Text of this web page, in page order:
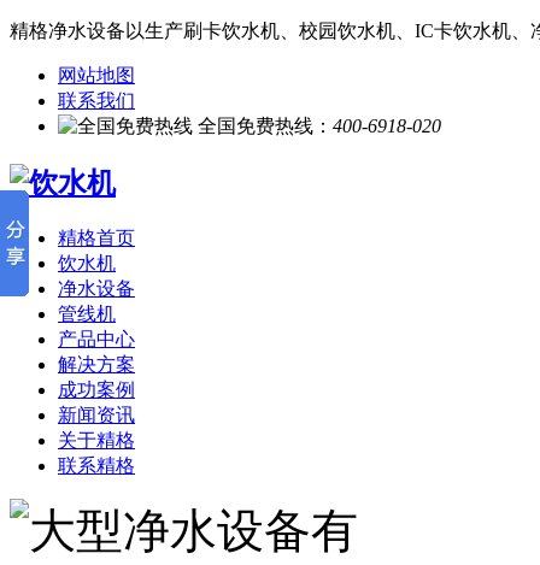
精格净水设备以生产刷卡饮水机、校园饮水机、IC卡饮水机
网站地图
联系我们
全国免费热线： 400-6918-020
精格首页
饮水机
净水设备
管线机
产品中心
解决方案
成功案例
新闻资讯
关于精格
联系精格